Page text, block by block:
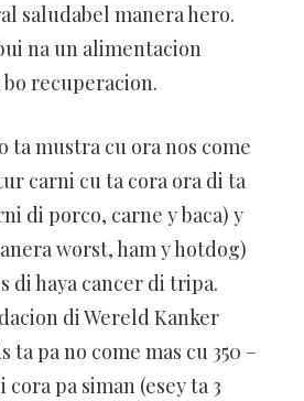
saludabel manera hero.
na un alimentacion
recuperacion.
mustra cu ora nos come
carni cu ta cora ora di ta
di porco, carne y baca) y
worst, ham y hotdog)
di haya cancer di tripa.
di Wereld Kanker
ta pa no come mas cu 350 –
pa siman (esey ta 3